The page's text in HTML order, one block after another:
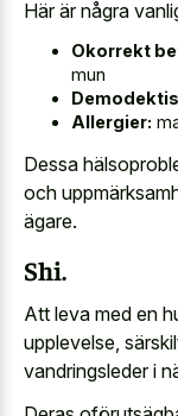
Här är några
Okorrekt
mun
Allergier:
Dessa
och
ägare.
Shi.
Att leva med en
upplevelse,
vandringsleder i